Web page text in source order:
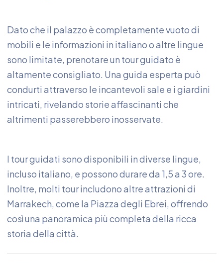
Dato che il palazzo è completamente vuoto di
mobili e le informazioni in italiano o altre lingue
sono limitate, prenotare un tour guidato è
altamente consigliato. Una guida esperta può
condurti attraverso le incantevoli sale e i giardini
intricati, rivelando storie affascinanti che
altrimenti passerebbero inosservate.
I tour guidati sono disponibili in diverse lingue,
incluso italiano, e possono durare da 1,5 a 3 ore.
Inoltre, molti tour includono altre attrazioni di
Marrakech, come la Piazza degli Ebrei, offrendo
così una panoramica più completa della ricca
storia della città.